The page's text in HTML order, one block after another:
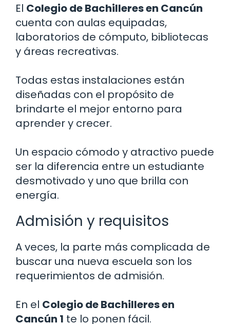
El Colegio de Bachilleres en Cancún
cuenta con aulas equipadas,
laboratorios de cómputo, bibliotecas
y áreas recreativas.
Todas estas instalaciones están
diseñadas con el propósito de
brindarte el mejor entorno para
aprender y crecer.
Un espacio cómodo y atractivo puede
ser la diferencia entre un estudiante
desmotivado y uno que brilla con
energía.
Admisión y requisitos
A veces, la parte más complicada de
buscar una nueva escuela son los
requerimientos de admisión.
En el Colegio de Bachilleres en
Cancún 1 te lo ponen fácil.